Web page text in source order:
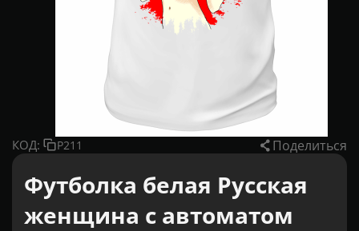
КОД: P211 Поделиться
Футболка белая Русская
женщина с автоматом